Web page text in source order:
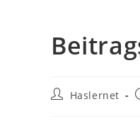
Haslernet